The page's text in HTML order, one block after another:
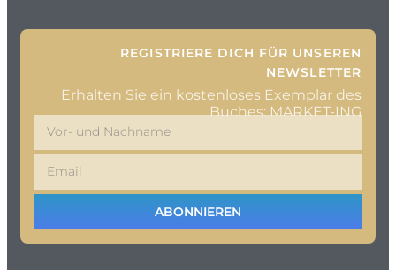
REGISTRIERE DICH FÜR UNSEREN
NEWSLETTER
Erhalten Sie ein kostenloses Exemplar des
Buches: MARKET-ING
ABONNIEREN